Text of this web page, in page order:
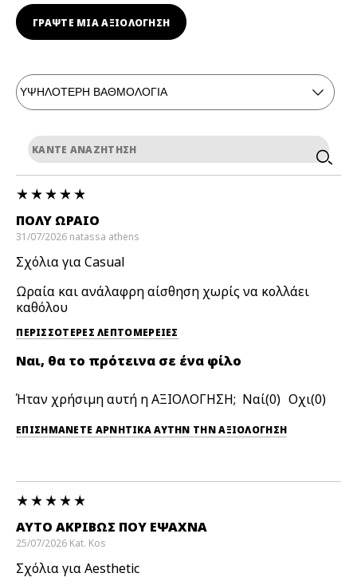
ΓΡΆΨΤΕ ΜΙΑ ΑΞΙΟΛΟΓΗΣΗ
ΠΟΛΎ ΩΡΑΊΟ
31/07/2026 natassa athens
Σχόλια για Casual
Ωραία και ανάλαφρη αίσθηση χωρίς να κολλάει
καθόλου
ΠΕΡΙΣΣΌΤΕΡΕΣ ΛΕΠΤΟΜΈΡΕΙΕΣ
Ναι, θα το πρότεινα σε ένα φίλο
Ήταν χρήσιμη αυτή η ΑΞΙΟΛΟΓΗΣΗ; 0 0
ΕΠΙΣΗΜΆΝΕΤΕ ΑΡΝΗΤΙΚΆ ΑΥΤΉΝ ΤΗΝ ΑΞΙΟΛΟΓΗΣΗ
ΑΥΤΟ ΑΚΡΙΒΏΣ ΠΟΥ ΈΨΑΧΝΑ
25/07/2026 Kat. Kos
Σχόλια για Aesthetic